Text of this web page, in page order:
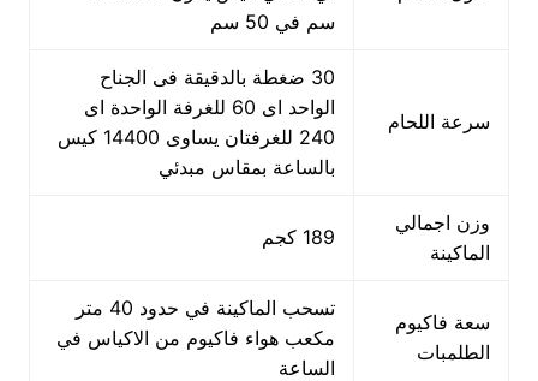
سم في 50 سم
سرعة اللحام
30 ضغطة بالدقيقة فى الجناح
الواحد اى 60 للغرفة الواحدة اى
240 للغرفتان يساوى 14400 كيس
بالساعة بمقاس مبدئي
وزن اجمالي
الماكينة
189 كجم
سعة فاكيوم
الطلمبات
تسحب الماكينة في حدود 40 متر
مكعب هواء فاكيوم من الاكياس في
الساعة